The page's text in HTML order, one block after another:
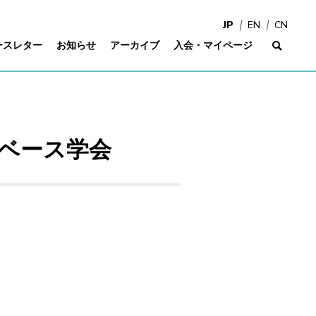
スレター お知らせ アーカイブ 入会・マイページ
JP EN CN
ース学会